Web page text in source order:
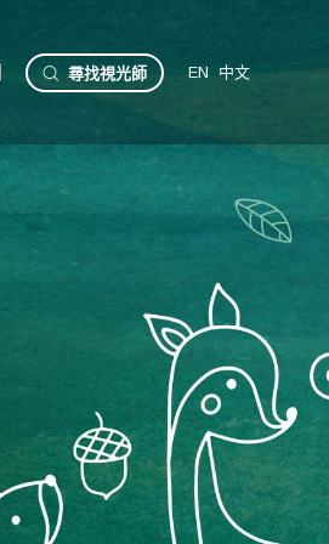
尋找視光師 EN 中文